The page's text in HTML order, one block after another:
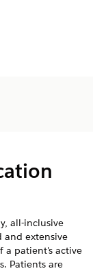
all-inclusive
and extensive
a patient's active
Patients are